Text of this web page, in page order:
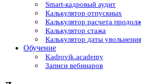
Smart-кадровый аудит
Калькулятор отпускных
Калькулятор расчета
Калькулятор стажа
Калькулятор даты увольнения
Обучение
Kadrovik.academy
Записи вебинаров